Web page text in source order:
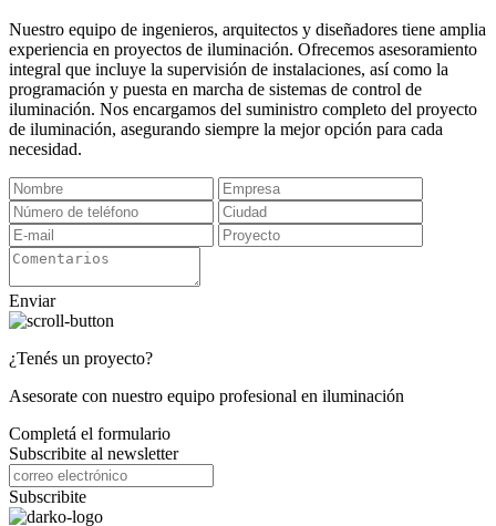
Nuestro equipo de ingenieros, arquitectos y diseñadores tiene amplia
experiencia en proyectos de iluminación. Ofrecemos asesoramiento
integral que incluye la supervisión de instalaciones, así como la
programación y puesta en marcha de sistemas de control de
iluminación. Nos encargamos del suministro completo del proyecto
de iluminación, asegurando siempre la mejor opción para cada
necesidad.
Enviar
¿Tenés un proyecto?
Asesorate con nuestro equipo profesional en iluminación
Completá el formulario
Subscribite al newsletter
Subscribite